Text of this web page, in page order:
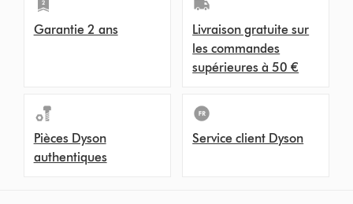
Garantie 2 ans
Livraison gratuite sur
les commandes
supérieures à 50 €
Pièces Dyson
authentiques
Service client Dyson